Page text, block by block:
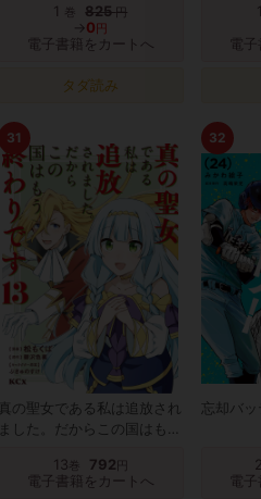
1 巻 825円
→0円
電子書籍をカートへ
タダ読み
1
電
31
真の聖女である私は追放され
ました。だからこの国はもう
13 巻 792 円
電子書籍をカートへ
32
忘却バッ
電